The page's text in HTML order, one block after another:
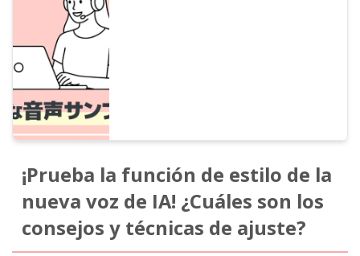
¡Prueba la función de estilo de la
nueva voz de IA! ¿Cuáles son los
consejos y técnicas de ajuste?